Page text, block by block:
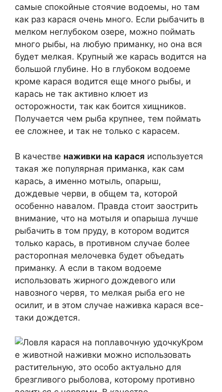
самые спокойные стоячие водоемы, но там
как раз карася очень много. Если рыбачить в
мелком неглубоком озере, можно поймать
много рыбы, на любую приманку, но она вся
будет мелкая. Крупный же карась водится на
большой глубине. Но в глубоком водоеме
кроме карася водится еще много рыбы, и
карась не так активно клюет из
осторожности, так как боится хищников.
Получается чем рыба крупнее, тем поймать
ее сложнее, и так не только с карасем.
В качестве наживки на карася используется
такая же популярная приманка, как сам
карась, а именно мотыль, опарыш,
дождевые черви, в общем та, которой
особенно навалом. Правда стоит заострить
внимание, что на мотыля и опарыша лучше
рыбачить в том пруду, в котором водится
только карась, в противном случае более
расторопная мелочевка будет объедать
приманку. А если в таком водоеме
использовать жирного дождевого или
навозного червя, то мелкая рыба его не
осилит, и в этом случае наживка карася все-
таки дождется.
Кром
е животной наживки можно использовать
растительную, это особо актуально для
брезгливого рыболова, которому противно